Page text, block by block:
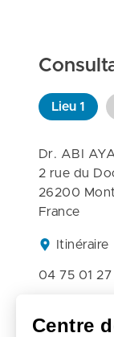
Lieu 1
Dr. ABI
2 rue du
26200
France
Itinéraire
04 75 01 27
Centre